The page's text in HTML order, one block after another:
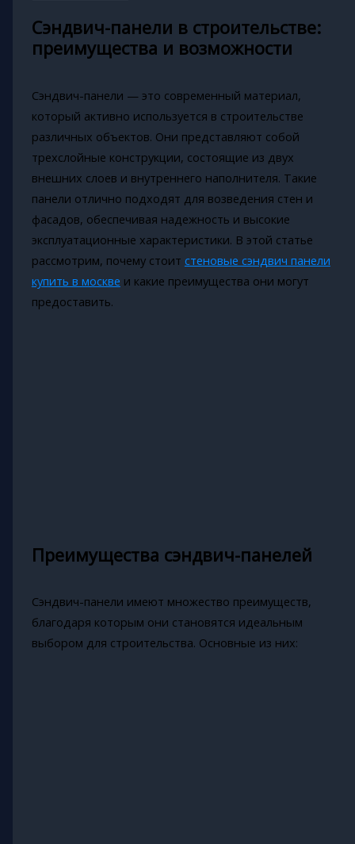
Сэндвич-панели в строительстве:
преимущества и возможности
Сэндвич-панели — это современный материал,
который активно используется в строительстве
различных объектов. Они представляют собой
трехслойные конструкции, состоящие из двух
внешних слоев и внутреннего наполнителя. Такие
панели отлично подходят для возведения стен и
фасадов, обеспечивая надежность и высокие
эксплуатационные характеристики. В этой статье
рассмотрим, почему стоит стеновые сэндвич панели
купить в москве и какие преимущества они могут
предоставить.
Преимущества сэндвич-панелей
Сэндвич-панели имеют множество преимуществ,
благодаря которым они становятся идеальным
выбором для строительства. Основные из них: